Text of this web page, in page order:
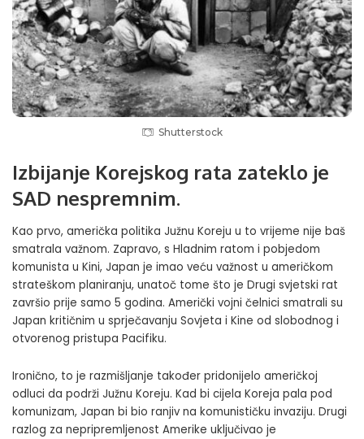
Shutterstock
Izbijanje Korejskog rata zateklo je
SAD nespremnim.
Kao prvo, američka politika Južnu Koreju u to vrijeme nije baš
smatrala važnom. Zapravo, s Hladnim ratom i pobjedom
komunista u Kini, Japan je imao veću važnost u američkom
strateškom planiranju, unatoč tome što je Drugi svjetski rat
završio prije samo 5 godina. Američki vojni čelnici smatrali su
Japan kritičnim u sprječavanju Sovjeta i Kine od slobodnog i
otvorenog pristupa Pacifiku.
Ironično, to je razmišljanje također pridonijelo američkoj
odluci da podrži Južnu Koreju. Kad bi cijela Koreja pala pod
komunizam, Japan bi bio ranjiv na komunističku invaziju. Drugi
razlog za nepripremljenost Amerike uključivao je